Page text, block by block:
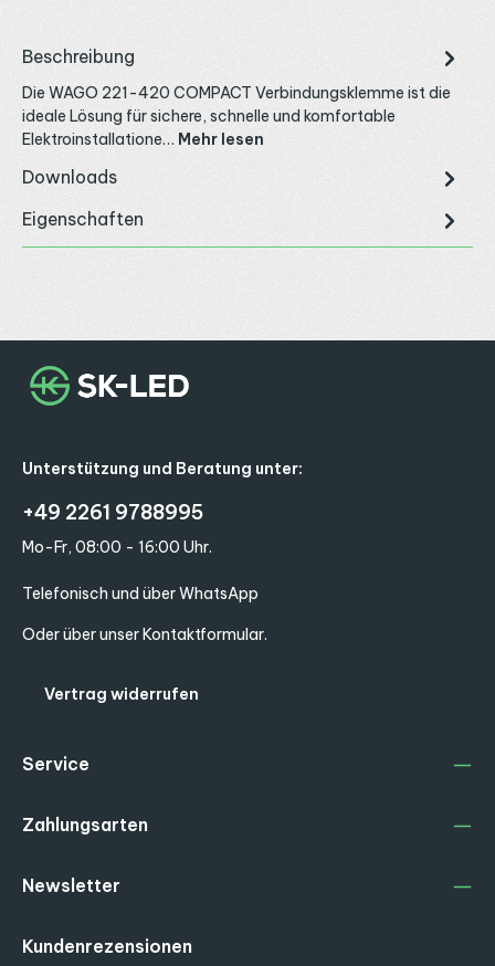
Beschreibung
Die WAGO 221-420 COMPACT Verbindungsklemme ist die
ideale Lösung für sichere, schnelle und komfortable
Elektroinstallatione… Mehr lesen
Downloads
Eigenschaften
Unterstützung und Beratung unter:
+49 2261 9788995
Mo-Fr, 08:00 - 16:00 Uhr.
Telefonisch und über WhatsApp
Oder über unserKontaktformular.
Vertrag widerrufen
Service
Zahlungsarten
Kundenrezensionen
Newsletter